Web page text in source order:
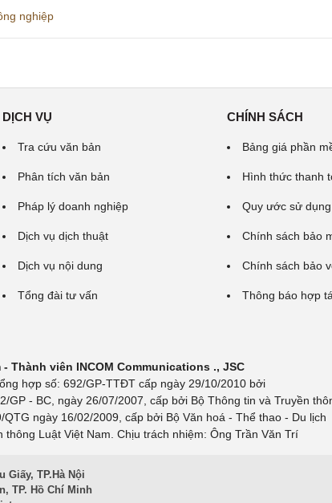
nghiệp
DỊCH VỤ
Tra cứu văn bản
Phân tích văn bản
Pháp lý doanh nghiệp
Dịch vụ dịch thuật
Dịch vụ nội dung
Tổng đài tư vấn
CHÍNH SÁCH
Bảng giá phần
Hình thức thanh
Quy ước sử dụng
Chính sách bảo
Chính sách bảo
Thông báo hợp
Thành viên INCOM Communications ., JSC
hợp số: 692/GP-TTĐT cấp ngày 29/10/2010 bởi
GP - BC, ngày 26/07/2007, cấp bởi Bộ Thông tin và Truyền
ngày 16/02/2009, cấp bởi Bộ Văn hoá - Thể thao - Du lịch
Luật Việt Nam. Chịu trách nhiệm: Ông Trần Văn Trí
Giấy, TP.Hà Nội
TP. Hồ Chí Minh